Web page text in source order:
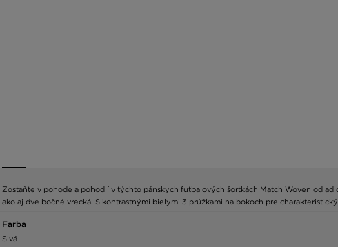
Zostaňte v pohode a pohodlí v týchto pánskych futbalových šortkách Match Woven od
ako aj dve bočné vrecká. S kontrastnými bielymi 3 prúžkami na bokoch pre
Farba
Sivá